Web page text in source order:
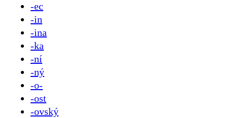
-ec
-in
-ina
-ka
-ní
-ný
-o-
-ost
-ovský